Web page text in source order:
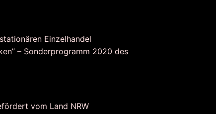
Einzelhandel
– Sonderprogramm 2020 des
vom Land NRW